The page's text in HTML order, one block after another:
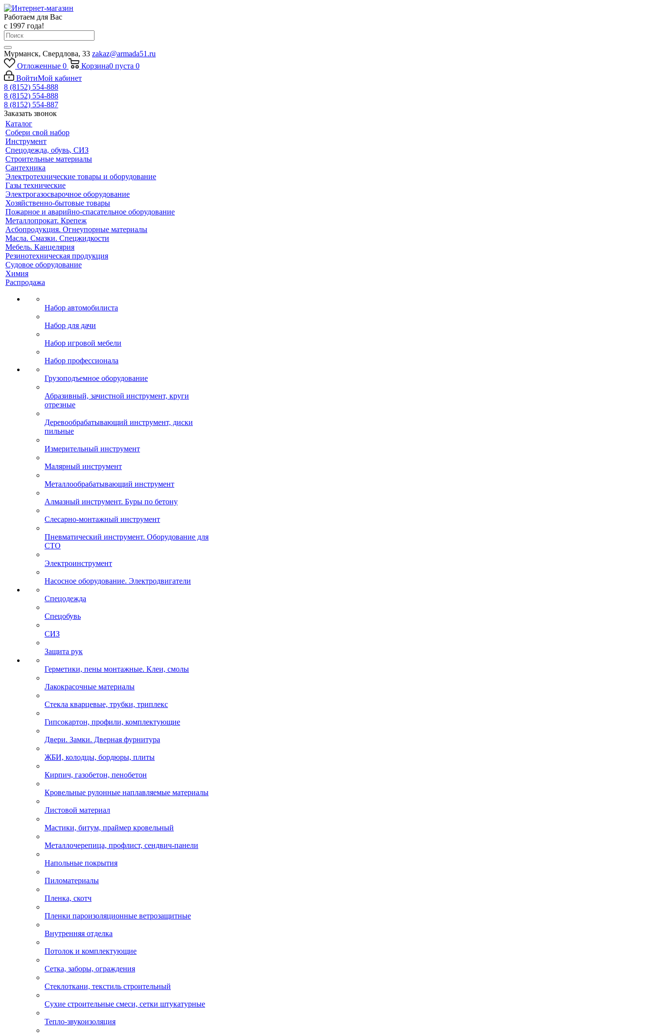
Работаем для Вас
с 1997 года!
Мурманск, Свердлова, 33 zakaz@armada51.ru
Отложенные 0 Корзина0 пуста 0
ВойтиМой кабинет
8 (8152) 554-888
8 (8152) 554-888
8 (8152) 554-887
Заказать звонок
Каталог
Собери свой набор
Инструмент
Спецодежда, обувь, СИЗ
Строительные материалы
Сантехника
Электротехнические товары и оборудование
Газы технические
Электрогазосварочное оборудование
Хозяйственно-бытовые товары
Пожарное и аварийно-спасательное оборудование
Металлопрокат. Крепеж
Асбопродукция. Огнеупорные материалы
Масла. Смазки. Спецжидкости
Мебель. Канцелярия
Резинотехническая продукция
Судовое оборудование
Химия
Распродажа
Набор автомобилиста
Набор для дачи
Набор игровой мебели
Набор профессионала
Грузоподъемное оборудование
Абразивный, зачистной инструмент, круги
отрезные
Деревообрабатывающий инструмент, диски
пильные
Измерительный инструмент
Малярный инструмент
Металлообрабатывающий инструмент
Алмазный инструмент. Буры по бетону
Слесарно-монтажный инструмент
Пневматический инструмент. Оборудование для
СТО
Электроинструмент
Насосное оборудование. Электродвигатели
Спецодежда
Спецобувь
СИЗ
Защита рук
Герметики, пены монтажные. Клеи, смолы
Лакокрасочные материалы
Стекла кварцевые, трубки, триплекс
Гипсокартон, профили, комплектующие
Двери. Замки. Дверная фурнитура
ЖБИ, колодцы, бордюры, плиты
Кирпич, газобетон, пенобетон
Кровельные рулонные наплавляемые материалы
Листовой материал
Мастики, битум, праймер кровельный
Металлочерепица, профлист, сендвич-панели
Напольные покрытия
Пиломатериалы
Пленка, скотч
Пленки пароизоляционные ветрозащитные
Внутренняя отделка
Потолок и комплектующие
Сетка, заборы, ограждения
Стеклоткани, текстиль строительный
Сухие строительные смеси, сетки штукатурные
Тепло-звукоизоляция